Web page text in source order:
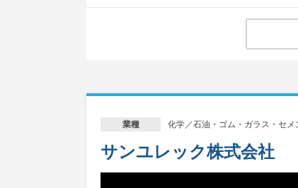
業種 化学／石油・ゴム・ガラス・セ
サンユレック株式会社